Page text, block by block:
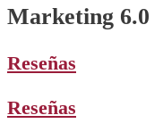
Marketing 6.0
Reseñas
Reseñas